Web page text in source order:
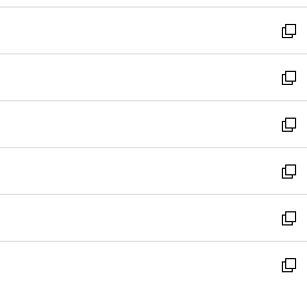
し
い
ウ
ィ
ン
ド
ウ
で
開
く
新
し
い
ウ
ィ
ン
ド
ウ
で
開
く
新
し
い
ウ
ィ
ン
ド
ウ
で
新
し
い
ウ
ィ
ン
ド
新
し
い
ウ
ィ
新
し
い
新